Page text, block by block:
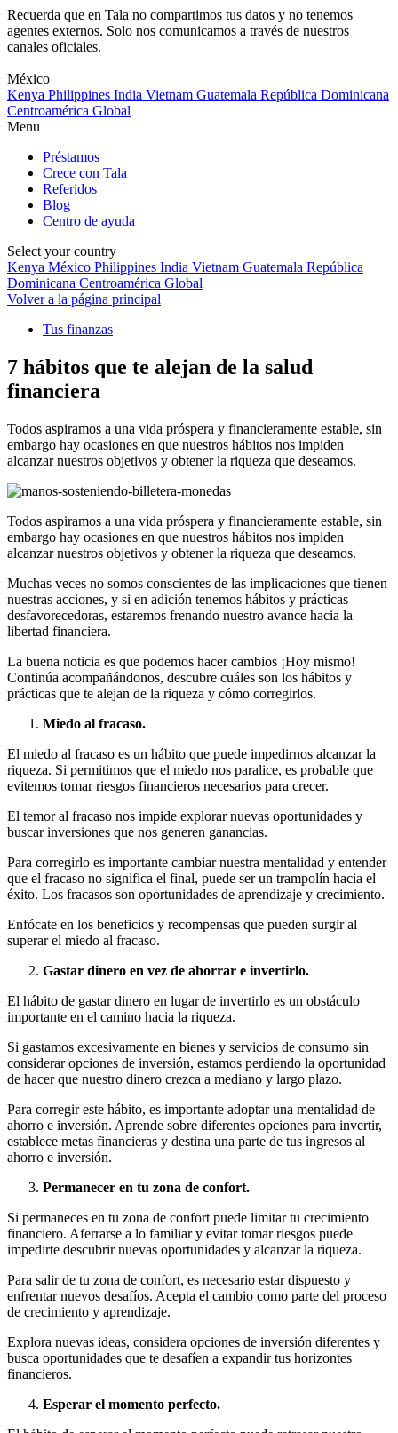
Recuerda que en Tala no compartimos tus datos y no tenemos
agentes externos. Solo nos comunicamos a través de nuestros
canales oficiales.
to
content
México
Kenya Philippines India Vietnam Guatemala República Dominicana
Centroamérica Global
Menu
Préstamos
Crece con Tala
Referidos
Blog
Centro de ayuda
Select your country
Kenya México Philippines India Vietnam Guatemala República
Dominicana Centroamérica Global
Volver a la página principal
Tus finanzas
7 hábitos que te alejan de la salud
financiera
Todos aspiramos a una vida próspera y financieramente estable, sin
embargo hay ocasiones en que nuestros hábitos nos impiden
alcanzar nuestros objetivos y obtener la riqueza que deseamos.
Todos aspiramos a una vida próspera y financieramente estable, sin
embargo hay ocasiones en que nuestros hábitos nos impiden
alcanzar nuestros objetivos y obtener la riqueza que deseamos.
Muchas veces no somos conscientes de las implicaciones que tienen
nuestras acciones, y si en adición tenemos hábitos y prácticas
desfavorecedoras, estaremos frenando nuestro avance hacia la
libertad financiera.
La buena noticia es que podemos hacer cambios ¡Hoy mismo!
Continúa acompañándonos, descubre cuáles son los hábitos y
prácticas que te alejan de la riqueza y cómo corregirlos.
Miedo al fracaso.
El miedo al fracaso es un hábito que puede impedirnos alcanzar la
riqueza. Si permitimos que el miedo nos paralice, es probable que
evitemos tomar riesgos financieros necesarios para crecer.
El temor al fracaso nos impide explorar nuevas oportunidades y
buscar inversiones que nos generen ganancias.
Para corregirlo es importante cambiar nuestra mentalidad y entender
que el fracaso no significa el final, puede ser un trampolín hacia el
éxito. Los fracasos son oportunidades de aprendizaje y crecimiento.
Enfócate en los beneficios y recompensas que pueden surgir al
superar el miedo al fracaso.
Gastar dinero en vez de ahorrar e invertirlo.
El hábito de gastar dinero en lugar de invertirlo es un obstáculo
importante en el camino hacia la riqueza.
Si gastamos excesivamente en bienes y servicios de consumo sin
considerar opciones de inversión, estamos perdiendo la oportunidad
de hacer que nuestro dinero crezca a mediano y largo plazo.
Para corregir este hábito, es importante adoptar una mentalidad de
ahorro e inversión. Aprende sobre diferentes opciones para invertir,
establece metas financieras y destina una parte de tus ingresos al
ahorro e inversión.
Permanecer en tu zona de confort.
Si permaneces en tu zona de confort puede limitar tu crecimiento
financiero. Aferrarse a lo familiar y evitar tomar riesgos puede
impedirte descubrir nuevas oportunidades y alcanzar la riqueza.
Para salir de tu zona de confort, es necesario estar dispuesto y
enfrentar nuevos desafíos. Acepta el cambio como parte del proceso
de crecimiento y aprendizaje.
Explora nuevas ideas, considera opciones de inversión diferentes y
busca oportunidades que te desafíen a expandir tus horizontes
financieros.
Esperar el momento perfecto.